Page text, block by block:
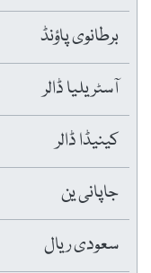
برطانوی پاؤنڈ
آسٹریلیا ڈالر
کینیڈا ڈالر
جاپانی ین
سعودی ریال